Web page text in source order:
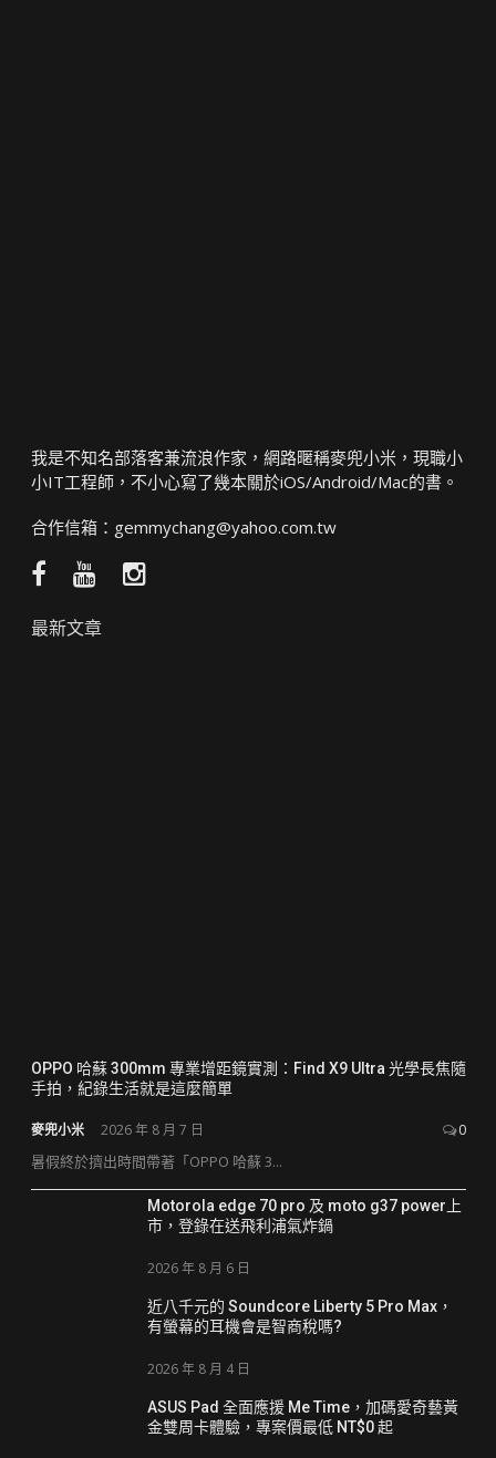
我是不知名部落客兼流浪作家，網路暱稱麥兜小米，現職小
小IT工程師，不小心寫了幾本關於iOS/Android/Mac的書。
合作信箱： gemmychang@yahoo.com.tw
Facebook
團
YouTube
頻
Instagram
最新文章
OPPO 哈蘇 300mm 專業增距鏡實測：Find X9 Ultra 光學長焦隨
手拍，紀錄生活就是這麼簡單
麥兜小米 2026 年 8 月 7 日 0
暑假終於擠出時間帶著「OPPO 哈蘇 3...
Motorola edge 70 pro 及 moto g37 power上
市，登錄在送飛利浦氣炸鍋
2026 年 8 月 6 日
近八千元的 Soundcore Liberty 5 Pro Max，
有螢幕的耳機會是智商稅嗎?
2026 年 8 月 4 日
ASUS Pad 全面應援 Me Time，加碼愛奇藝黃
金雙周卡體驗，專案價最低 NT$0 起